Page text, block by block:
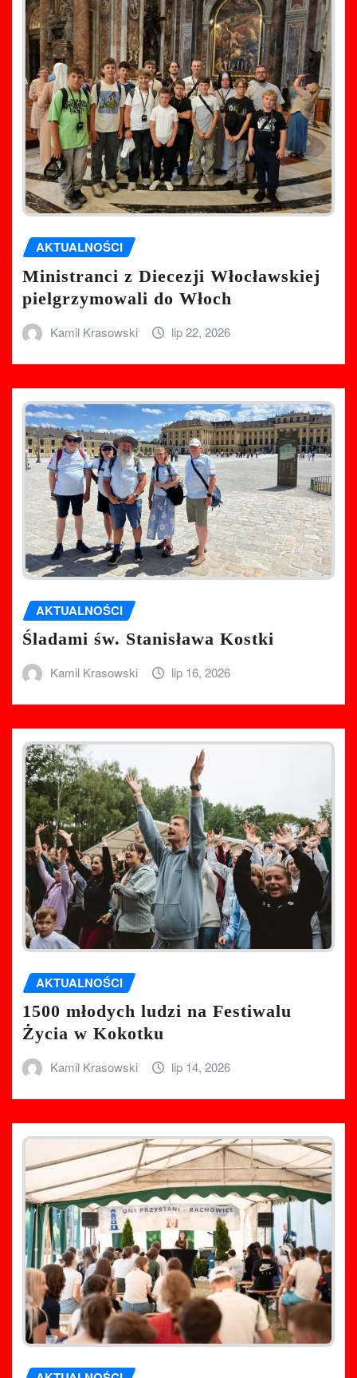
AKTUALNOŚCI
Ministranci z Diecezji Włocławskiej
pielgrzymowali do Włoch
Kamil Krasowski lip 22, 2026
AKTUALNOŚCI
Śladami św. Stanisława Kostki
Kamil Krasowski lip 16, 2026
AKTUALNOŚCI
1500 młodych ludzi na Festiwalu
Życia w Kokotku
Kamil Krasowski lip 14, 2026